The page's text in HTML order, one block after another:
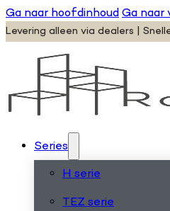
Ga naar hoofdinhoudGa
Levering alleen via dealers |
Series
H serie
TEZ serie